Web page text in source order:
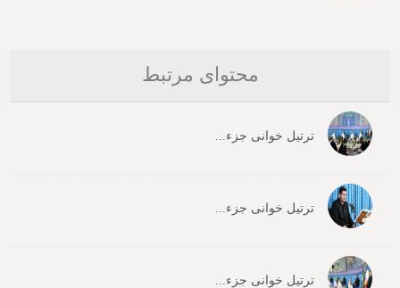
محتوای مرتبط
ترتیل خوانی جزء...
ترتیل خوانی جزء...
ترتیل خوانی جزء...